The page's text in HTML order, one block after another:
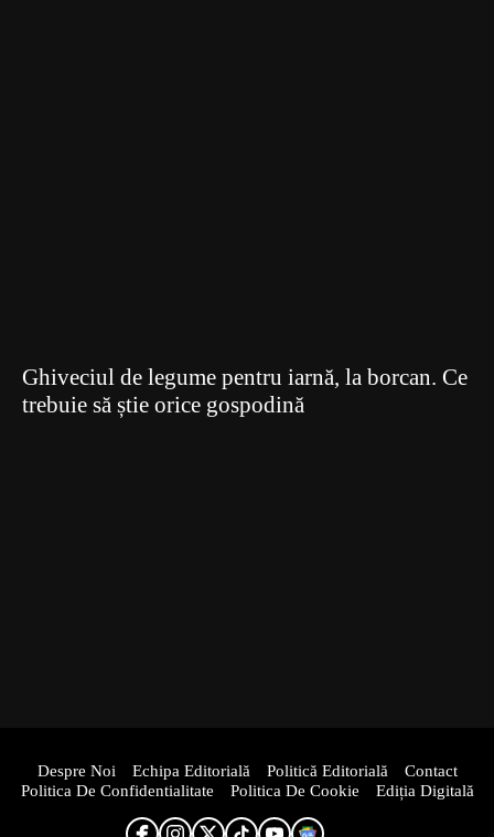
Ghiveciul de legume pentru iarnă, la borcan. Ce
trebuie să știe orice gospodină
Despre Noi Echipa Editorială Politică Editorială
Contact
Politica De Confidentialitate
Politica De Cookie Ediția Digitală